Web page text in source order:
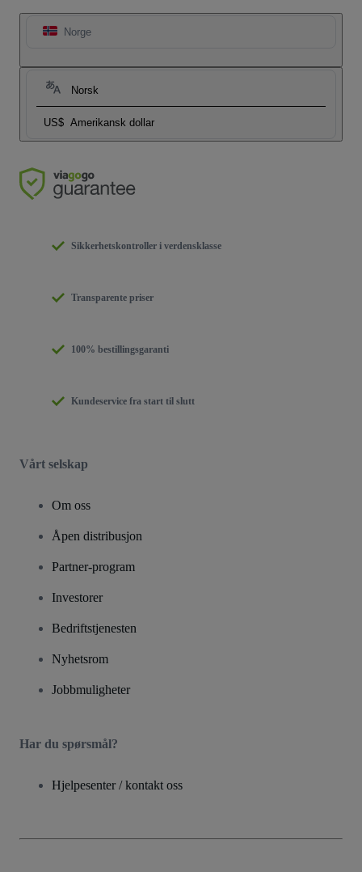
Norge
Norsk
US$ Amerikansk dollar
Sikkerhetskontroller i verdensklasse
Transparente priser
100% bestillingsgaranti
Kundeservice fra start til slutt
Vårt selskap
Om oss
Åpen distribusjon
Partner-program
Investorer
Bedriftstjenesten
Nyhetsrom
Jobbmuligheter
Har du spørsmål?
Hjelpesenter / kontakt oss